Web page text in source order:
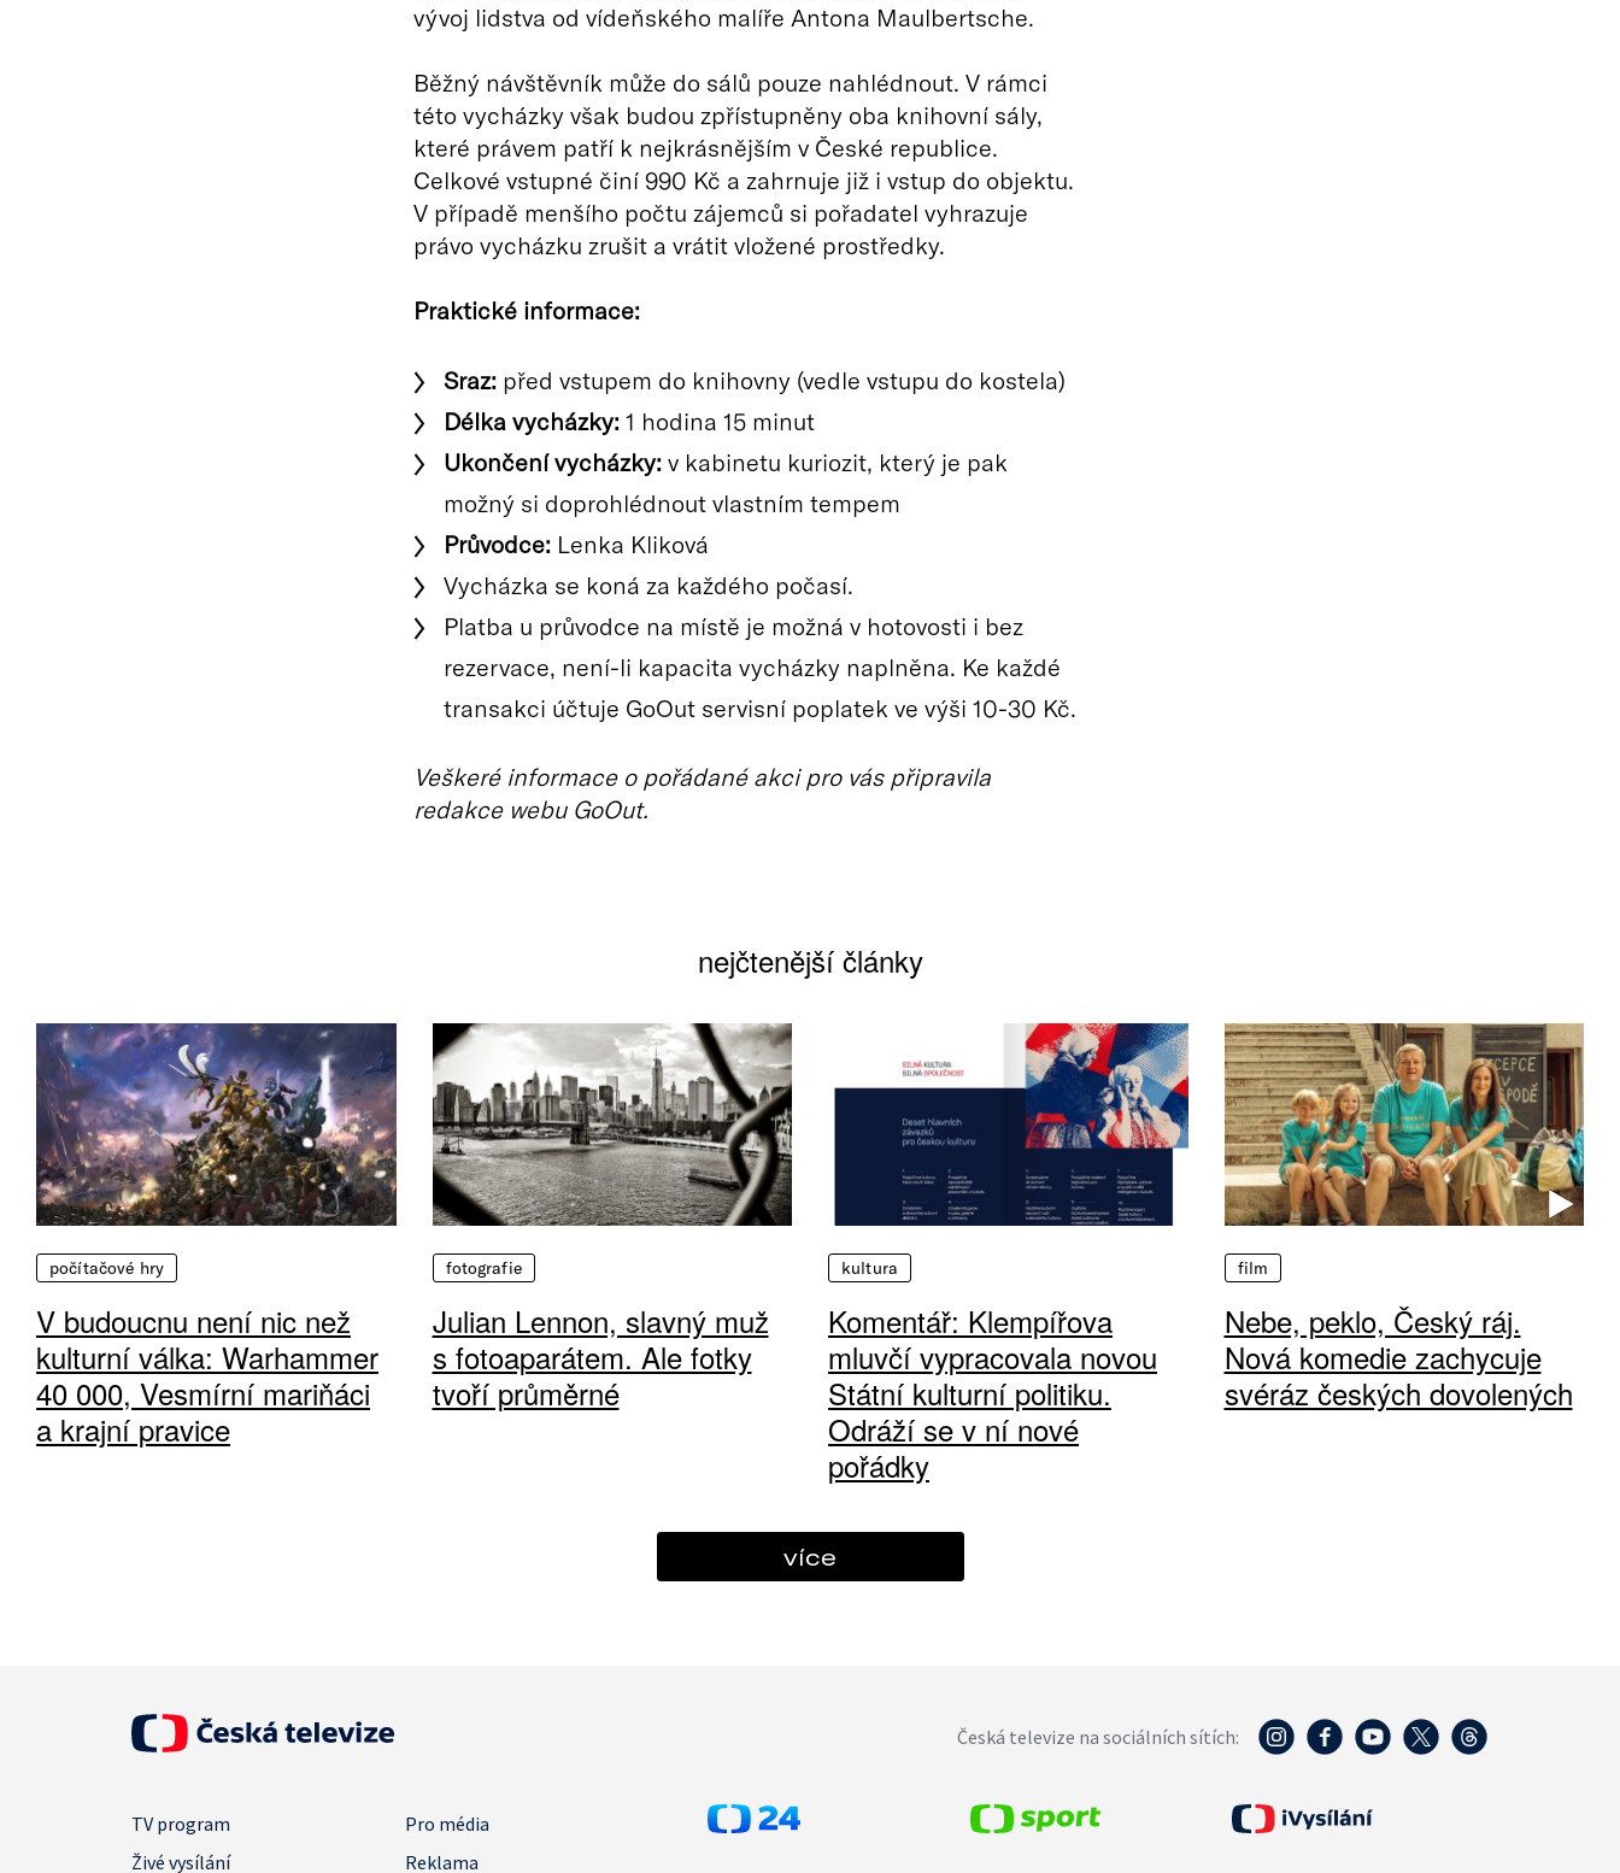
vývoj lidstva od vídeňského malíře Antona Maulbertsche.
Běžný návštěvník může do sálů pouze nahlédnout. V rámci
této vycházky však budou zpřístupněny oba knihovní sály,
které právem patří k nejkrásnějším v České republice.
Celkové vstupné činí 990 Kč a zahrnuje již i vstup do objektu.
V případě menšího počtu zájemců si pořadatel vyhrazuje
právo vycházku zrušit a vrátit vložené prostředky.
Praktické informace:
Sraz:před vstupem do knihovny (vedle vstupu do kostela)
Délka vycházky:1 hodina 15 minut
Ukončení vycházky:v kabinetu kuriozit, který je pak
možný si doprohlédnout vlastním tempem
Průvodce:Lenka Kliková
Vycházka se koná za každého počasí.
Platba u průvodce na místě je možná v hotovosti i bez
rezervace, není-li kapacita vycházky naplněna. Ke každé
transakci účtuje GoOut servisní poplatek ve výši 10-30 Kč.
Veškeré informace o pořádané akci pro vás připravila
redakce webu GoOut.
nejčtenější články
počítačové hry
V budoucnu není nic než
kulturní válka: Warhammer
40 000, Vesmírní mariňáci
a krajní pravice
fotografie
Julian Lennon, slavný muž
s fotoaparátem. Ale fotky
tvoří průměrné
kultura
Komentář: Klempířova
mluvčí vypracovala novou
Státní kulturní politiku.
Odráží se v ní nové
pořádky
film
Nebe, peklo, Český ráj.
Nová komedie zachycuje
svéráz českých dovolených
více
Česká televize na sociálních sítích:
TV program
Pro média
Živé vysílání
Reklama